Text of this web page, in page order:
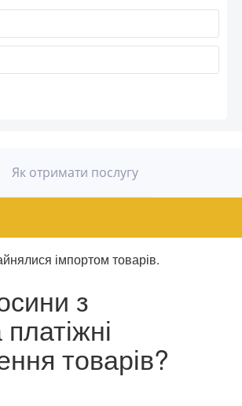
Як отримати послугу
імпортом товарів.
з
товарів?